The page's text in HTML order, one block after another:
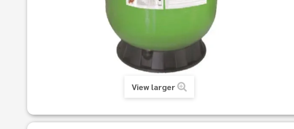
View larger